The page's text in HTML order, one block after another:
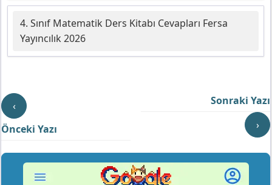
4. Sınıf Matematik Ders Kitabı Cevapları Fersa
Yayıncılık 2026
‹
Önceki Yazı
Sonraki Yazı
›